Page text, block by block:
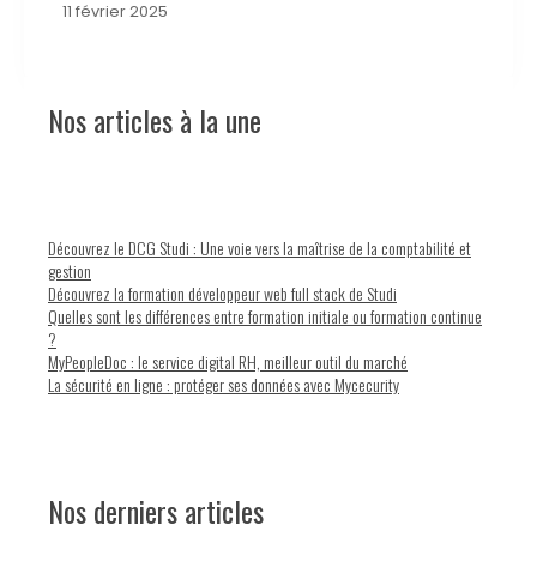
11 février 2025
Nos articles à la une
Découvrez le DCG Studi : Une voie vers la maîtrise de la comptabilité et
gestion
Découvrez la formation développeur web full stack de Studi
Quelles sont les différences entre formation initiale ou formation continue
?
MyPeopleDoc : le service digital RH, meilleur outil du marché
La sécurité en ligne : protéger ses données avec Mycecurity
Nos derniers articles